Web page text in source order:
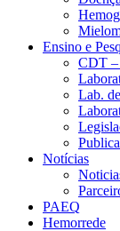
Ensino e
CDT –
Lab.
Notícias
PAEQ
Hemorrede